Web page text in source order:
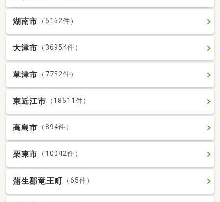
湖南市 （5162件）
大津市 （36954件）
草津市 （7752件）
東近江市 （18511件）
高島市 （894件）
栗東市 （10042件）
蒲生郡竜王町 （65件）